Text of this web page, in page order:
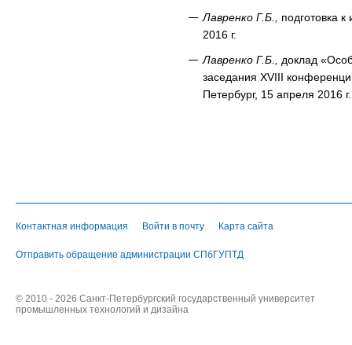
Лавренко Г.Б., подготовка
2016 г.
Лавренко Г.Б., доклад
заседания XVIII
Петербург, 15 апреля 2016 г.
Контактная информация Войти в почту Карта сайта
Отправить обращение администрации СПбГУПТД
© 2010 - 2026 Санкт-Петербургский государственный университет
промышленных технологий и дизайна